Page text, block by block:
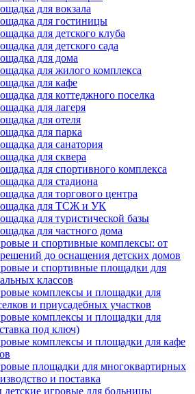
для вокзала
для гостиницы
для детского клуба
для детского сада
для дома
для жилого комплекса
для кафе
для коттеджного поселка
для лагеря
для отеля
для парка
для санатория
для сквера
для спортивного комплекса
для стадиона
для торгового центра
для ТСЖ и УК
для туристической базы
для частного дома
и спортивные комплексы: от
до оснащения детских домов
и спортивные площадки для
классов
комплексы и площадки для
и приусадебных участков
комплексы и площадки для
под ключ)
комплексы и площадки для кафе
площадки для многоквартирных
и поставка
игровые для больницы